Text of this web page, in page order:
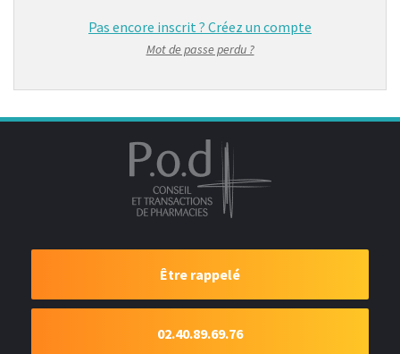
Pas encore inscrit ? Créez un compte
Mot de passe perdu ?
Être rappelé
02.40.89.69.76